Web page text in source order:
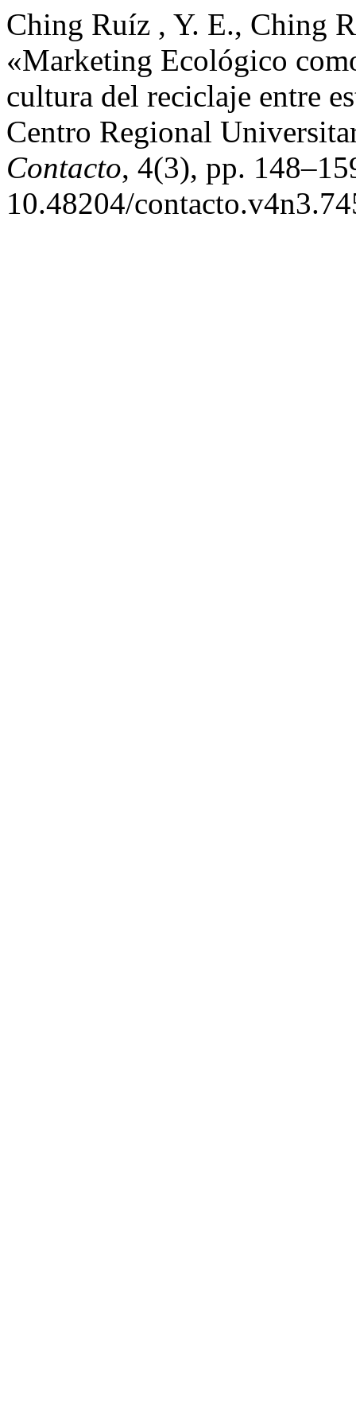
Ching Ruíz , Y. E., Ching
«Marketing Ecológico
cultura del reciclaje entre
Centro Regional
Contacto, 4(3), pp.
10.48204/